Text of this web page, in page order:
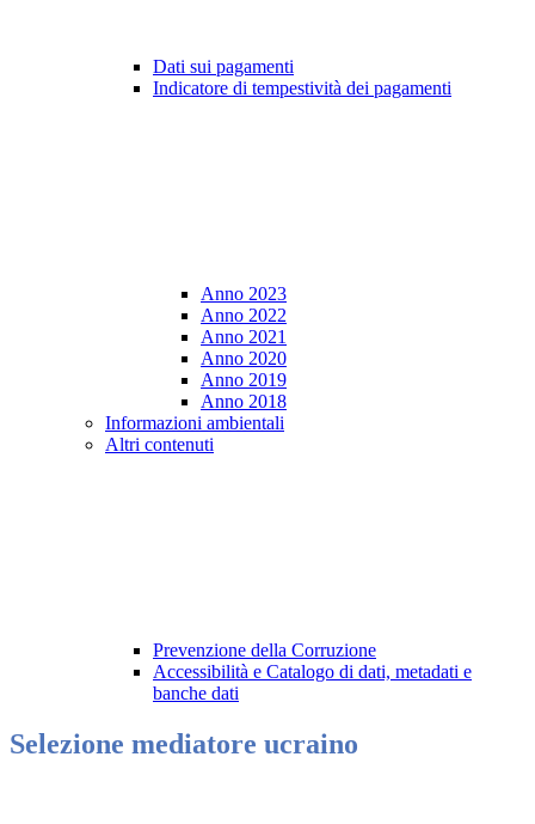
Dati sui pagamenti
Indicatore di tempestività dei pagamenti
Anno 2023
Anno 2022
Anno 2021
Anno 2020
Anno 2019
Anno 2018
Informazioni ambientali
Altri contenuti
Prevenzione della Corruzione
Accessibilità e Catalogo di dati, metadati e
banche dati
Selezione mediatore ucraino